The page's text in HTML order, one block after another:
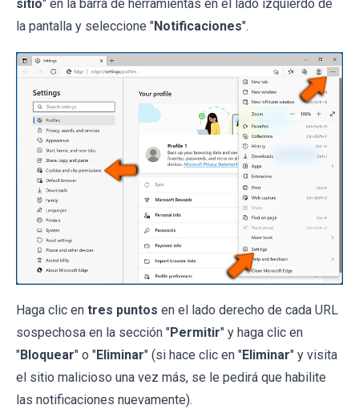
sitio" en la barra de herramientas en el lado izquierdo de
la pantalla y seleccione "Notificaciones".
Haga clic en tres puntos en el lado derecho de cada URL
sospechosa en la sección "Permitir" y haga clic en
"Bloquear" o "Eliminar" (si hace clic en "Eliminar" y visita
el sitio malicioso una vez más, se le pedirá que habilite
las notificaciones nuevamente).